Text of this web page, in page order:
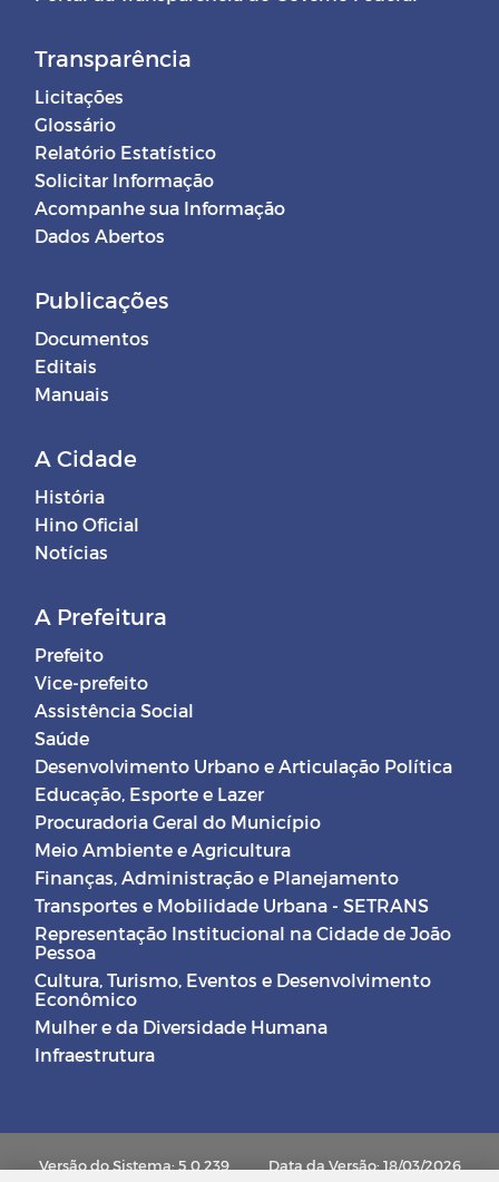
Transparência
Licitações
Glossário
Relatório Estatístico
Solicitar Informação
Acompanhe sua Informação
Dados Abertos
Publicações
Documentos
Editais
Manuais
A Cidade
História
Hino Oficial
Notícias
A Prefeitura
Prefeito
Vice-prefeito
Assistência Social
Saúde
Desenvolvimento Urbano e Articulação Política
Educação, Esporte e Lazer
Procuradoria Geral do Município
Meio Ambiente e Agricultura
Finanças, Administração e Planejamento
Transportes e Mobilidade Urbana - SETRANS
Representação Institucional na Cidade de João
Pessoa
Cultura, Turismo, Eventos e Desenvolvimento
Econômico
Mulher e da Diversidade Humana
Infraestrutura
Versão do Sistema: 5.0.239 Data da Versão: 18/03/2026